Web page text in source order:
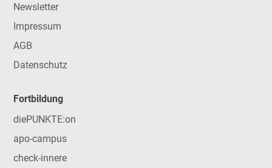
Newsletter
Impressum
AGB
Datenschutz
Fortbildung
diePUNKTE:on
apo-campus
check-innere